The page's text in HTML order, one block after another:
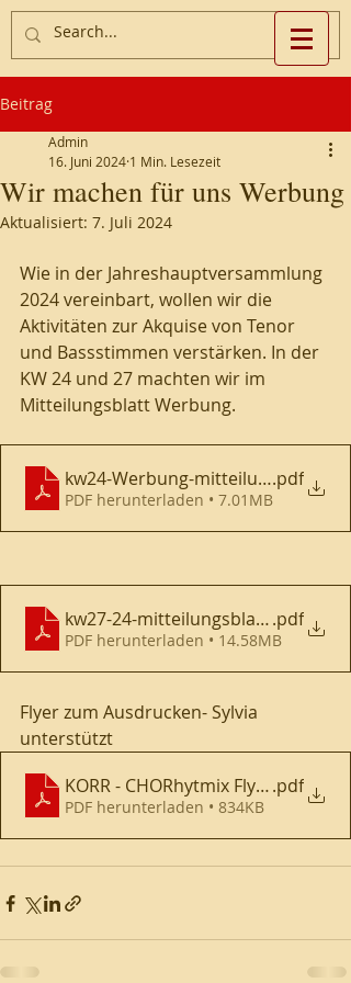
Beitrag
Wir machen für uns Werbung
Admin
16. Juni 2024 1 Min. Lesezeit
Aktualisiert: 7. Juli 2024
Wie in der Jahreshauptversammlung
2024 vereinbart, wollen wir die
Aktivitäten zur Akquise von Tenor
und Bassstimmen verstärken. In der
KW 24 und 27 machten wir im
Mitteilungsblatt Werbung.
kw24-Werbung-mitteilungsblatt-
.pdf
PDF herunterladen • 7.01MB
kw27-24-mitteilungsblatt-.pdf
PDF herunterladen • 14.58MB
Flyer zum Ausdrucken- Sylvia
unterstützt
KORR - CHORhytmix Flyer-1.pdf
PDF herunterladen • 834KB